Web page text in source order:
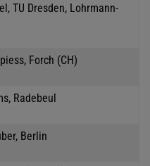
TU Dresden, Lohrmann-
Forch (CH)
Radebeul
Berlin